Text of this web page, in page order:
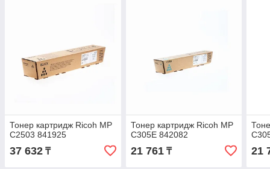
Тонер картридж Ricoh MP
C2503 841925
37 632 ₸
Тонер картридж Ricoh MP
C305E 842082
21 761₸ 21